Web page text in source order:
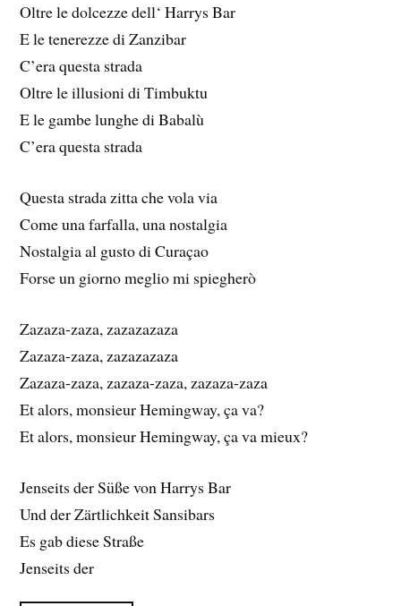
Oltre le dolcezze dell‘ Harrys Bar
E le tenerezze di Zanzibar
C’era questa strada
Oltre le illusioni di Timbuktu
E le gambe lunghe di Babalù
C’era questa strada
Questa strada zitta che vola via
Come una farfalla, una nostalgia
Nostalgia al gusto di Curaçao
Forse un giorno meglio mi spiegherò
Zazaza-zaza, zazazazaza
Zazaza-zaza, zazazazaza
Zazaza-zaza, zazaza-zaza, zazaza-zaza
Et alors, monsieur Hemingway, ça va?
Et alors, monsieur Hemingway, ça va mieux?
Jenseits der Süße von Harrys Bar
Und der Zärtlichkeit Sansibars
Es gab diese Straße
Jenseits der